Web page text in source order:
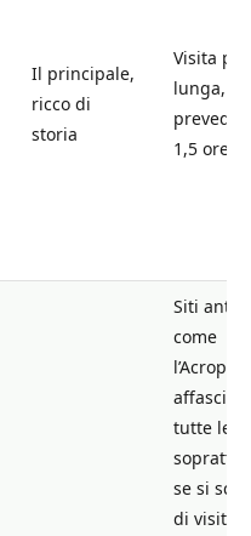
Il principale,
ricco di
storia
Visita più
lunga,
1,5 ore
Siti
come
l’Acropoli
tutte le
se si
di